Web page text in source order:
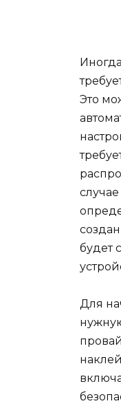
Это
будет
Для